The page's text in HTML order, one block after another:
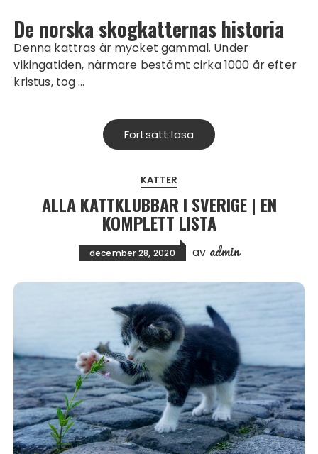
De norska skogkatternas historia
Denna kattras är mycket gammal. Under
vikingatiden, närmare bestämt cirka 1000 år efter
kristus, tog …
Fortsätt läsa
KATTER
ALLA KATTKLUBBAR I SVERIGE | EN
KOMPLETT LISTA
december 28, 2020 av admin